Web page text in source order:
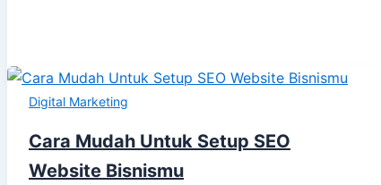
Digital Marketing
Cara Mudah Untuk Setup SEO
Website Bisnismu